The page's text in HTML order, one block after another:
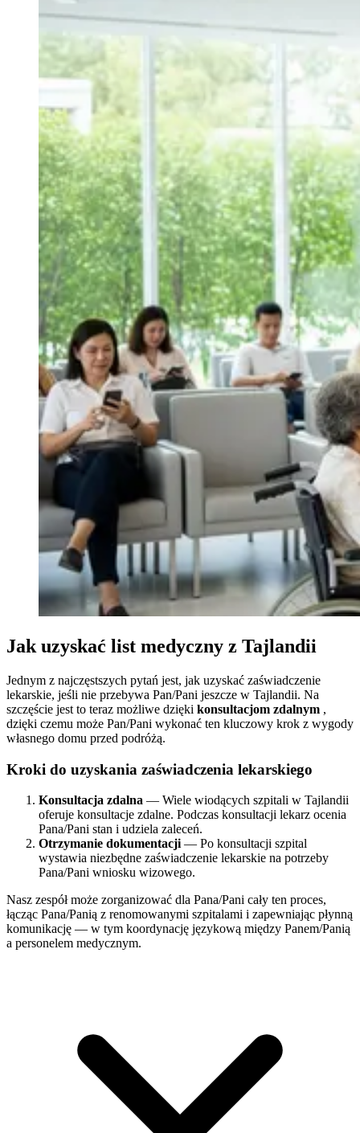
Jak uzyskać list medyczny z Tajlandii
Jednym z najczęstszych pytań jest, jak uzyskać zaświadczenie
lekarskie, jeśli nie przebywa Pan/Pani jeszcze w Tajlandii. Na
szczęście jest to teraz możliwe dzięki konsultacjom zdalnym ,
dzięki czemu może Pan/Pani wykonać ten kluczowy krok z wygody
własnego domu przed podróżą.
Kroki do uzyskania zaświadczenia lekarskiego
Konsultacja zdalna — Wiele wiodących szpitali w Tajlandii
oferuje konsultacje zdalne. Podczas konsultacji lekarz ocenia
Pana/Pani stan i udziela zaleceń.
Otrzymanie dokumentacji — Po konsultacji szpital
wystawia niezbędne zaświadczenie lekarskie na potrzeby
Pana/Pani wniosku wizowego.
Nasz zespół może zorganizować dla Pana/Pani cały ten proces,
łącząc Pana/Panią z renomowanymi szpitalami i zapewniając płynną
komunikację — w tym koordynację językową między Panem/Panią
a personelem medycznym.